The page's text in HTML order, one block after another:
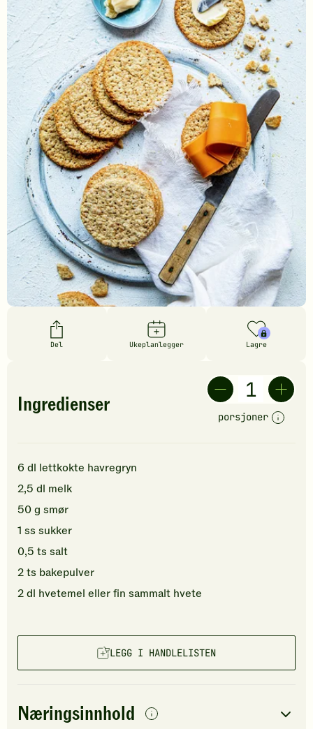
Del Ukeplanlegger Lagre
Ingredienser porsjoner
6 dl lettkokte havregryn
2,5 dl melk
50g smør
1 ss sukker
0,5 ts salt
2ts bakepulver
2dl hvetemel eller fin sammalt hvete
LEGG I HANDLELISTEN
Næringsinnhold